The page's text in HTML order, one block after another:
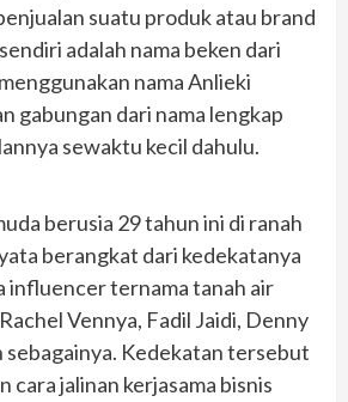
suatu produk atau brand
adalah nama beken dari
nama Anlieki
gabungan dari nama lengkap
sewaktu kecil dahulu.
berusia 29 tahun ini di ranah
berangkat dari kedekatanya
influencer ternama tanah air
Vennya, Fadil Jaidi, Denny
sebagainya. Kedekatan tersebut
jalinan kerjasama bisnis